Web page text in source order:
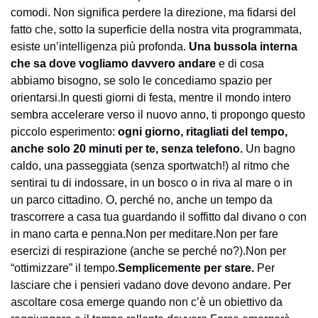
comodi. Non significa perdere la direzione, ma fidarsi del
fatto che, sotto la superficie della nostra vita programmata,
esiste un’intelligenza più profonda. Una bussola interna
che sa dove vogliamo davvero andare e di cosa
abbiamo bisogno, se solo le concediamo spazio per
orientarsi. In questi giorni di festa, mentre il mondo intero
sembra accelerare verso il nuovo anno, ti propongo questo
piccolo esperimento: ogni giorno, ritagliati del tempo,
anche solo 20 minuti per te, senza telefono. Un bagno
caldo, una passeggiata (senza sportwatch!) al ritmo che
sentirai tu di indossare, in un bosco o in riva al mare o in
un parco cittadino. O, perché no, anche un tempo da
trascorrere a casa tua guardando il soffitto dal divano o con
in mano carta e penna.Non per meditare.Non per fare
esercizi di respirazione (anche se perché no?).Non per
“ottimizzare” il tempo.Semplicemente per stare. Per
lasciare che i pensieri vadano dove devono andare. Per
ascoltare cosa emerge quando non c’è un obiettivo da